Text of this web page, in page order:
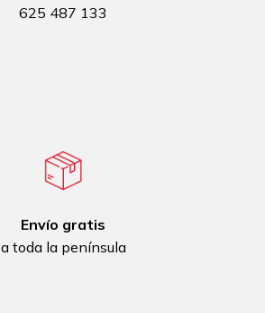
625 487 133
Envío gratis
a toda la península